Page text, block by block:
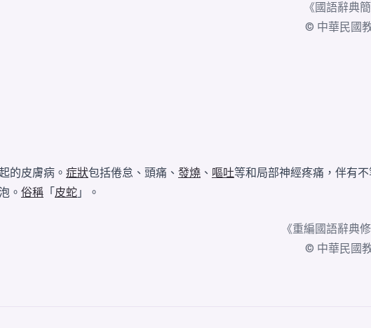
《國語辭典
© 中華民國
的皮膚病。 症狀包括倦怠、頭痛、 發燒 、 嘔吐等和局部神經疼痛，伴有
。 俗稱 「 皮蛇 」。
《重編國語辭典
© 中華民國